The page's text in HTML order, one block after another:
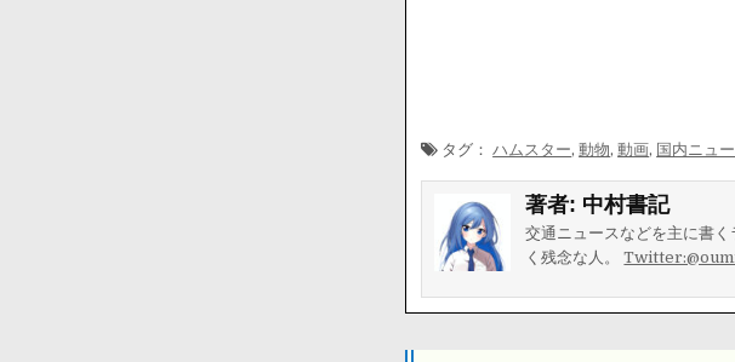
タグ：ハムスター,動物,動画, 国内ニュ
著者: 中村書記
交通ニュースなどを主に書
く残念な人。